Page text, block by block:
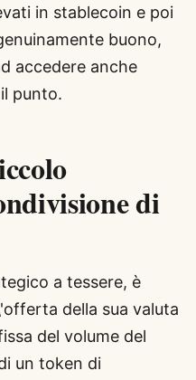
in stablecoin e poi
buono,
accedere anche
punto.
di
a tessere, è
della sua valuta
del volume del
un token di